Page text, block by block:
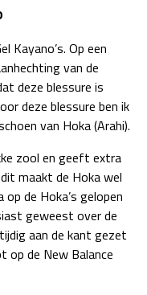
Kayano’s. Op een
van de
deze blessure is
deze blessure ben ik
van Hoka (Arahi).
zool en geeft extra
maakt de Hoka wel
de Hoka’s gelopen
geweest over de
aan de kant gezet
op de New Balance